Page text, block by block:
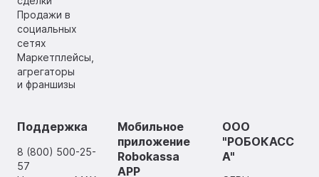
Продажи в
социальных
сетях
Маркетплейсы,
агрегаторы
и франшизы
Поддержка
8 (800) 500-25-
57
Мобильное
приложение
Robokassa
APP
ООО
"РОБОКАСС
А"